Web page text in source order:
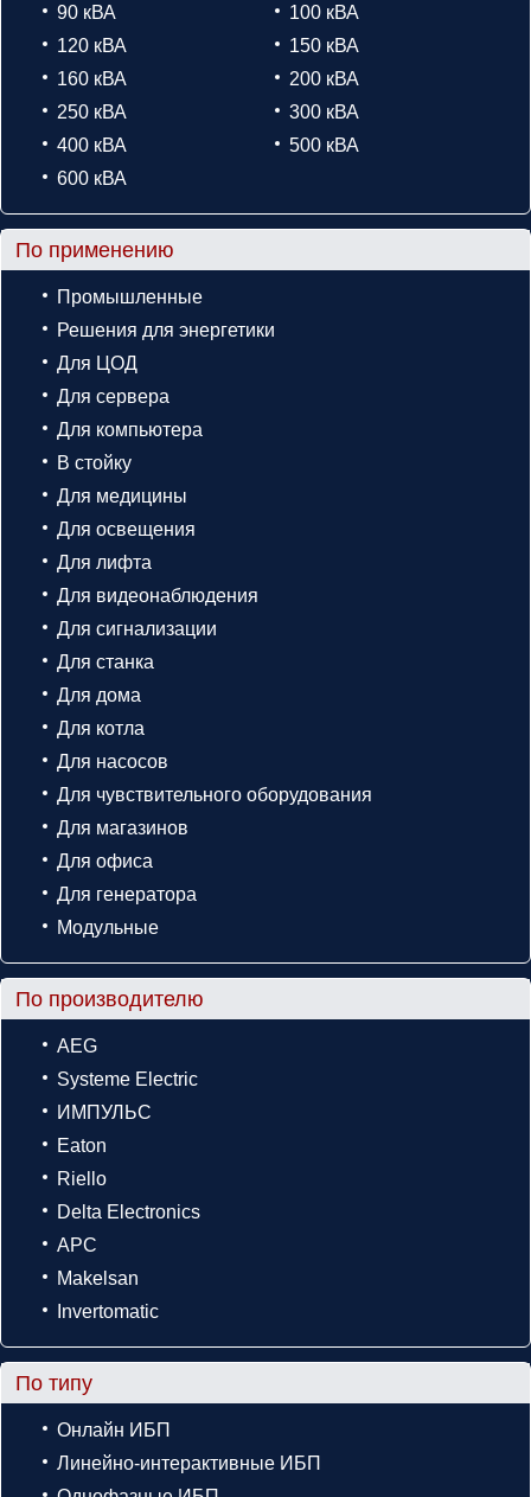
90 кВА
100 кВА
120 кВА
150 кВА
160 кВА
200 кВА
250 кВА
300 кВА
400 кВА
500 кВА
600 кВА
По применению
Промышленные
Решения для энергетики
Для ЦОД
Для сервера
Для компьютера
В стойку
Для медицины
Для освещения
Для лифта
Для видеонаблюдения
Для сигнализации
Для станка
Для дома
Для котла
Для насосов
Для чувствительного оборудования
Для магазинов
Для офиса
Для генератора
Модульные
По производителю
AEG
Systeme Electric
ИМПУЛЬС
Eaton
Riello
Delta Electronics
APC
Makelsan
Invertomatic
По типу
Онлайн ИБП
Линейно-интерактивные ИБП